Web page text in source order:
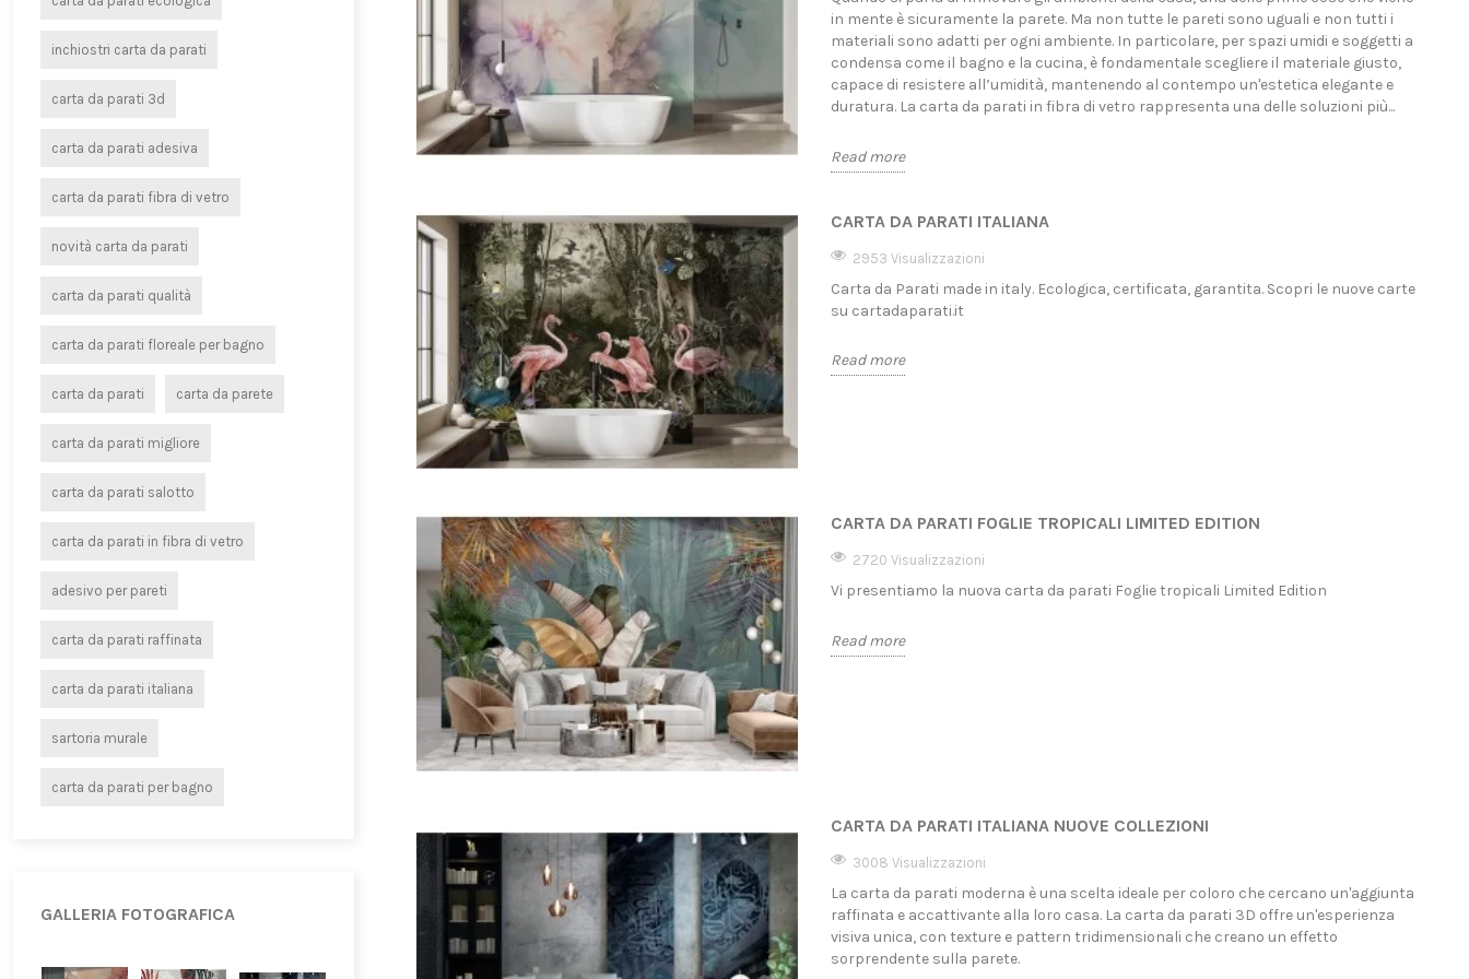
inchiostri carta da parati
carta da parati 3d
carta da parati adesiva
carta da parati fibra di vetro
novità carta da parati
carta da parati qualità
carta da parati floreale per bagno
carta da parati carta da parete
carta da parati migliore
carta da parati salotto
carta da parati in fibra di vetro
adesivo per pareti
carta da parati raffinata
carta da parati italiana
sartoria murale
carta da parati per bagno
GALLERIA FOTOGRAFICA
in mente è sicuramente la parete. Ma non tutte le pareti sono uguali e non tutti i
materiali sono adatti per ogni ambiente. In particolare, per spazi umidi e soggetti a
condensa come il bagno e la cucina, è fondamentale scegliere il materiale giusto,
capace di resistere all’umidità, mantenendo al contempo un'estetica elegante e
duratura. La carta da parati in fibra di vetro rappresenta una delle soluzioni più...
Read more
CARTA DA PARATI ITALIANA
2953 Visualizzazioni
Carta da Parati made in italy. Ecologica, certificata, garantita. Scopri le nuove carte
su cartadaparati.it
Read more
CARTA DA PARATI FOGLIE TROPICALI LIMITED EDITION
2720 Visualizzazioni
Vi presentiamo la nuova carta da parati Foglie tropicali Limited Edition
Read more
CARTA DA PARATI ITALIANA NUOVE COLLEZIONI
3008 Visualizzazioni
La carta da parati moderna è una scelta ideale per coloro che cercano un'aggiunta
raffinata e accattivante alla loro casa. La carta da parati 3D offre un'esperienza
visiva unica, con texture e pattern tridimensionali che creano un effetto
sorprendente sulla parete.